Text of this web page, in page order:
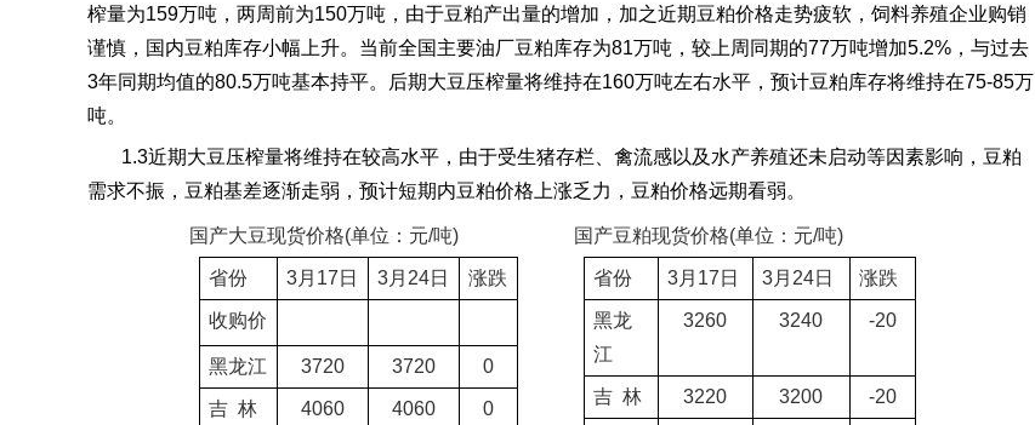
榨量为159万吨，两周前为150万吨，由于豆粕产出量的增加，加之近期豆粕价格走势疲软，饲料养殖企业购销
谨慎，国内豆粕库存小幅上升。当前全国主要油厂豆粕库存为81万吨，较上周同期的77万吨增加5.2% ，与过去
3年同期均值的80.5万吨基本持平。后期大豆压榨量将维持在160万吨左右水平，预计豆粕库存将维持在75-85万
吨。
1.3近期大豆压榨量将维持在较高水平，由于受生猪存栏、禽流感以及水产养殖还未启动等因素影响，豆粕
需求不振，豆粕基差逐渐走弱，预计短期内豆粕价格上涨乏力，豆粕价格远期看弱。
国产大豆现货价格(单位：元/吨)
省份 3月 17 日 3月 24日 涨跌
收购价
黑龙江 3720 3720 0
吉 林 4060 4060 0
国产豆粕现货价格(单位：元/吨)
省份 3月 17 日 3月 24日 涨跌
黑龙
江
3260 3240 -20
吉 林 3220 3200 -20